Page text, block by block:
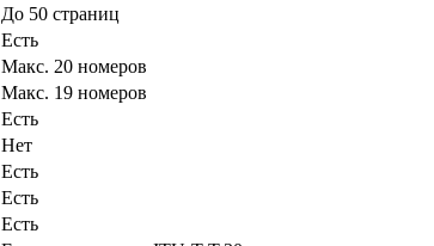
До 50 страниц
Есть
Макс. 20 номеров
Макс. 19 номеров
Есть
Нет
Есть
Есть
Есть